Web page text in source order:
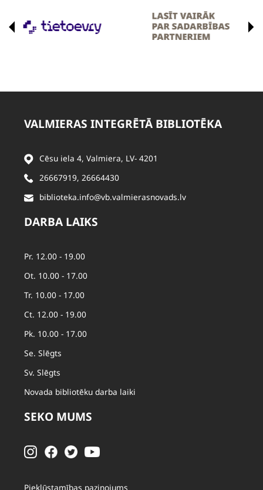
VALMIERAS INTEGRĒTĀ BIBLIOTĒKA
Cēsu iela 4, Valmiera, LV- 4201
26667919, 26664430
biblioteka.info@vb.valmierasnovads.lv
DARBA LAIKS
Pr. 12.00 - 19.00
Ot. 10.00 - 17.00
Tr. 10.00 - 17.00
Ct. 12.00 - 19.00
Pk. 10.00 - 17.00
Se. Slēgts
Sv. Slēgts
Novada bibliotēku darba laiki
SEKO MUMS
Piekļūstamības paziņojums